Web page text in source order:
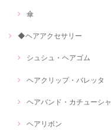
傘
◆ヘアアクセサリー
シュシュ・ヘアゴム
ヘアクリップ・バレッタ
ヘアバンド・カチューシャ
ヘアリボン